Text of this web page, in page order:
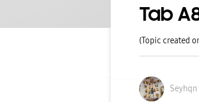
Tab
(Topic created
Seyhqn